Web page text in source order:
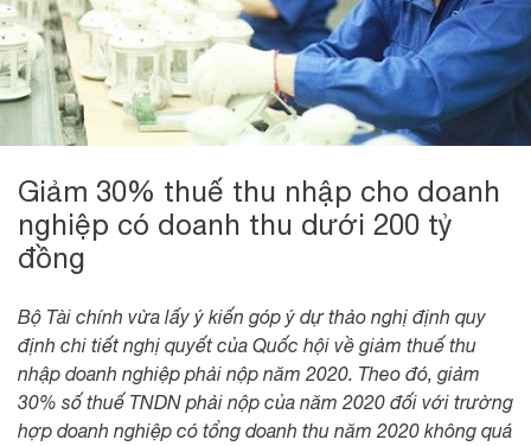
Giảm 30% thuế thu nhập cho doanh
nghiệp có doanh thu dưới 200 tỷ
đồng
Bộ Tài chính vừa lấy ý kiến góp ý dự thảo nghị định quy
định chi tiết nghị quyết của Quốc hội về giảm thuế thu
nhập doanh nghiệp phải nộp năm 2020. Theo đó, giảm
30% số thuế TNDN phải nộp của năm 2020 đối với trường
hợp doanh nghiệp có tổng doanh thu năm 2020 không quá